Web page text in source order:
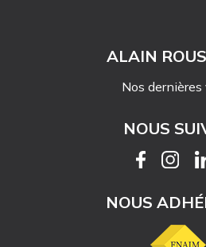
ALAIN
Nos
NOUS
NOUS